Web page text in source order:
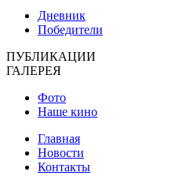
Дневник
Победители
ПУБЛИКАЦИИ
ГАЛЕРЕЯ
Фото
Наше кино
Главная
Новости
Контакты